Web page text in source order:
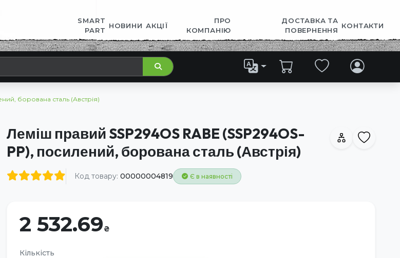
SMART
PART
НОВИНИ АКЦІЇ
ПРО
КОМПАНІЮ
ДОСТАВКА ТА
ПОВЕРНЕННЯ
КОНТАКТИ
борована сталь (Австрія)
Леміш правий SSP294OS RABE (SSP294OS-
PP), посилений, борована сталь (Австрія)
Код товару: 00000004819 Є в наявності
2 532.69
Кількість